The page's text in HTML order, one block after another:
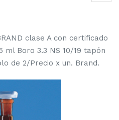
clase A con certificado
Boro 3.3 NS 10/19 tapón
de 2/Precio x un. Brand.